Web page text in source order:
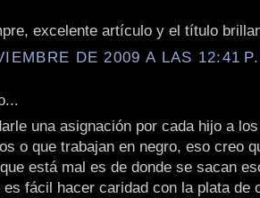
excelente artículo y el título
DE 2009 A LAS 12:41
una asignación por cada hijo a
o que trabajan en negro, eso creo
está mal es de donde se sacan
es fácil hacer caridad con la plata de